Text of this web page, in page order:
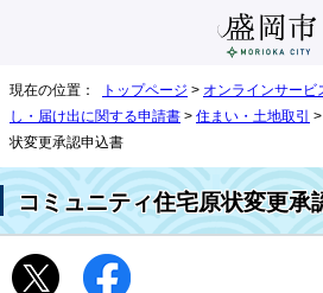
現在の位置： トップページ > オンラインサービ
し・届け出に関する申請書 > 住まい・土地取引 >
状変更承認申込書
コミュニティ住宅原状変更承